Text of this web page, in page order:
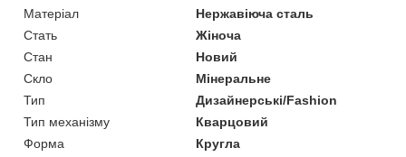
Матеріал
Нержавіюча сталь
Стать
Жіноча
Стан
Новий
Скло
Мінеральне
Тип
Дизайнерські/Fashion
Тип механізму
Кварцовий
Форма
Кругла